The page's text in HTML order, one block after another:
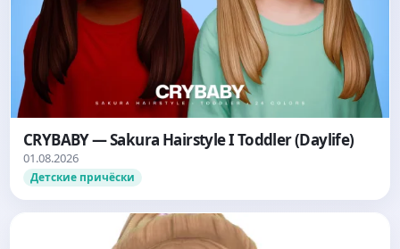
CRYBABY — Sakura Hairstyle I Toddler (Daylife)
01.08.2026
Детские причёски